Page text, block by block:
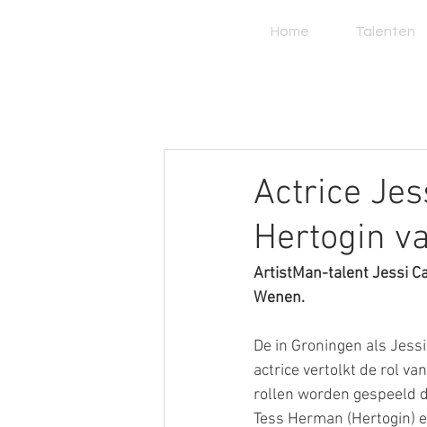
Home Talenten
Actrice
Hertogin
ArtistMan-talent Jessi
Wenen.
De in Groningen als
actrice vertolkt de rol
rollen worden gespeeld
Tess Herman (Hertogin)